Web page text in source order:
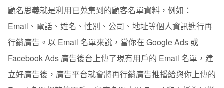
顧名思義就是利用已蒐集到的顧客名單資料，例如：
Email、電話、姓名、性別、公司、地址等個人資訊進行再
行銷廣告。以 Email 名單來說，當你在 Google Ads 或
Facebook Ads 廣告後台上傳了現有用戶的 Email 名單，建
立好廣告後，廣告平台就會將再行銷廣告推播給與你上傳的